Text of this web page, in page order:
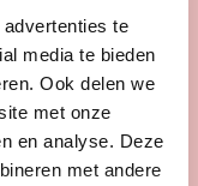
te
media te bieden
Ook delen we
met onze
en analyse. Deze
met andere